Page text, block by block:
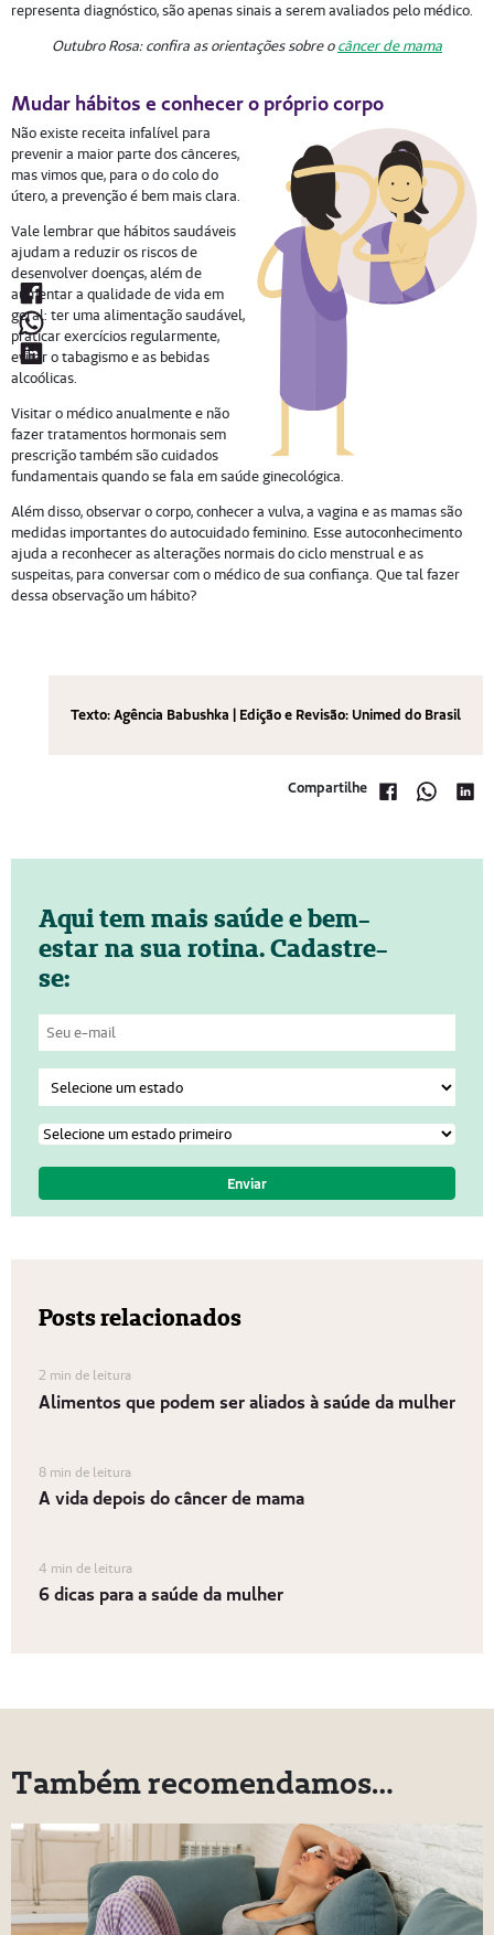
representa diagnóstico, são apenas sinais a serem avaliados pelo médico.
Outubro Rosa: confira as orientações sobre ocâncer de mama
Mudar hábitos e conhecer o próprio corpo
Não existe receita infalível para
prevenir a maior parte dos cânceres,
mas vimos que, para o do colo do
útero, a prevenção é bem mais clara.
Vale lembrar que hábitos saudáveis
ajudam a reduzir os riscos de
desenvolver doenças, além de
aumentar a qualidade de vida em
geral: ter uma alimentação saudável,
praticar exercícios regularmente,
evitar o tabagismo e as bebidas
alcoólicas.
Visitar o médico anualmente e não
fazer tratamentos hormonais sem
prescrição também são cuidados
fundamentais quando se fala em saúde ginecológica.
Além disso, observar o corpo, conhecer a vulva, a vagina e as mamas são
medidas importantes do autocuidado feminino. Esse autoconhecimento
ajuda a reconhecer as alterações normais do ciclo menstrual e as
suspeitas, para conversar com o médico de sua confiança. Que tal fazer
dessa observação um hábito?
Texto: Agência Babushka | Edição e Revisão: Unimed do Brasil
Compartilhe
Aqui tem mais saúde e bem-
estar na sua rotina. Cadastre-
se:
Posts relacionados
2 min de leitura
Alimentos que podem ser aliados à saúde da mulher
8 min de leitura
A vida depois do câncer de mama
4 min de leitura
6 dicas para a saúde da mulher
Também recomendamos…